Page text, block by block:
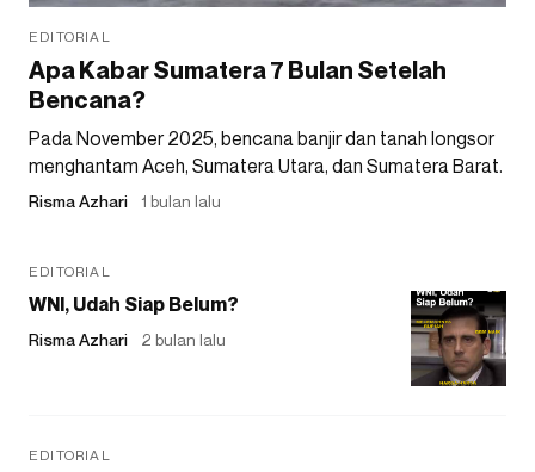
EDITORIAL
Apa Kabar Sumatera 7 Bulan Setelah
Bencana?
Pada November 2025, bencana banjir dan tanah longsor
menghantam Aceh, Sumatera Utara, dan Sumatera Barat.
Risma Azhari 1 bulan lalu
EDITORIAL
WNI, Udah Siap Belum?
Risma Azhari 2 bulan lalu
EDITORIAL